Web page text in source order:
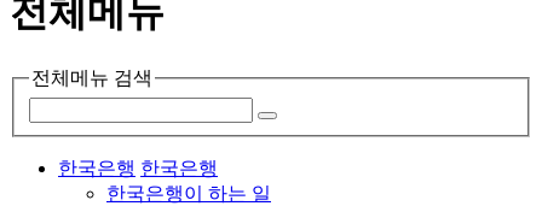
전체메뉴
전체메뉴 검색
한국은행 한국은행
한국은행이 하는 일